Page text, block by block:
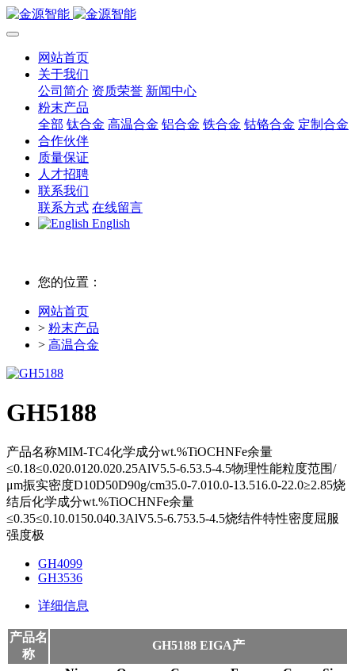
网站首页
关于我们
公司简介 资质荣誉 新闻中心
粉末产品
全部 钛合金 高温合金 铝合金 铁合金 钴铬合金 定制合金
合作伙伴
质量保证
人才招聘
联系我们
联系方式 在线留言
English
您的位置：
网站首页
> 粉末产品
> 高温合金
GH5188
产品名称MIM-TC4化学成分wt.%TiOCHNFe余量
≤0.18≤0.020.0120.020.25AlV5.5-6.53.5-4.5物理性能粒度范围/
μm振实密度D10D50D90g/cm35.0-7.010.0-13.516.0-22.0≥2.85烧
结后化学成分wt.%TiOCHNFe余量
≤0.35≤0.10.0150.040.3AlV5.5-6.753.5-4.5烧结件特性密度屈服
强度极
GH4099
GH3536
详细信息
产品名
称
GH5188 EIGA产